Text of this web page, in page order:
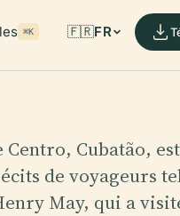
⌘K 🇫🇷FR
Cubatão,
de voyageurs
May, qui a